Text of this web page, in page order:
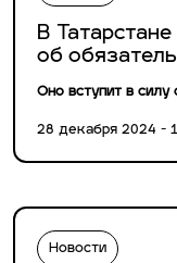
В
об
Оно вступит в силу
28 декабря 2024 -
Новости